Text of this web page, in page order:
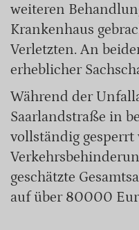
weiteren
Krankenhaus
Verletzten. An
erheblicher
Während der
Saarlandstraße in
vollständig gesperrt
geschätzte
auf über 80000